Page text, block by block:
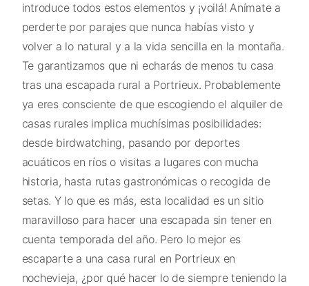
introduce todos estos elementos y ¡voilá! Anímate a
perderte por parajes que nunca habías visto y
volver a lo natural y a la vida sencilla en la montaña.
Te garantizamos que ni echarás de menos tu casa
tras una escapada rural a Portrieux. Probablemente
ya eres consciente de que escogiendo el alquiler de
casas rurales implica muchísimas posibilidades:
desde birdwatching, pasando por deportes
acuáticos en ríos o visitas a lugares con mucha
historia, hasta rutas gastronómicas o recogida de
setas. Y lo que es más, esta localidad es un sitio
maravilloso para hacer una escapada sin tener en
cuenta temporada del año. Pero lo mejor es
escaparte a una casa rural en Portrieux en
nochevieja, ¿por qué hacer lo de siempre teniendo la